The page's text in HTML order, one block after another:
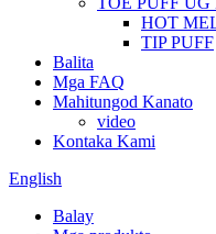
HOT
TIP PUFF
Balita
Mga FAQ
Mahitungod Kanato
video
Kontaka Kami
English
Balay